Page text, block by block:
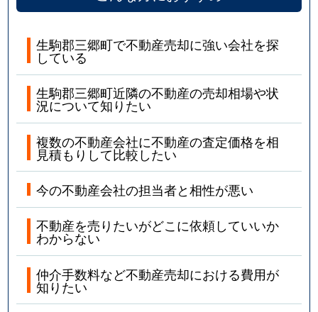
生駒郡三郷町で不動産売却に強い会社を探
している
生駒郡三郷町近隣の不動産の売却相場や状
況について知りたい
複数の不動産会社に不動産の査定価格を相
見積もりして比較したい
今の不動産会社の担当者と相性が悪い
不動産を売りたいがどこに依頼していいか
わからない
仲介手数料など不動産売却における費用が
知りたい